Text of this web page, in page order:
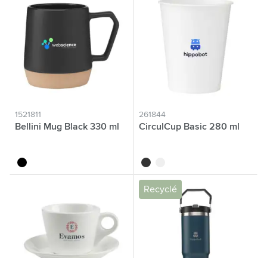
1521811
Bellini Mug Black 330 ml
noir
261844
CirculCup Basic 280 ml
noir
Recyclé